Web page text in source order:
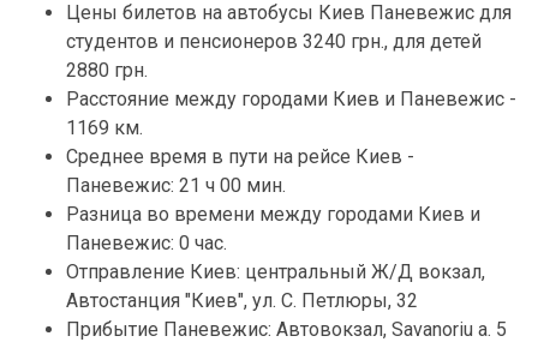
Цены билетов на автобусы Киев Паневежис для
студентов и пенсионеров 3240 грн., для детей
2880 грн.
Расстояние между городами Киев и Паневежис -
1169 км.
Среднее время в пути на рейсе Киев -
Паневежис: 21 ч 00 мин.
Разница во времени между городами Киев и
Паневежис: 0 час.
Отправление Киев: центральный Ж/Д вокзал,
Автостанция "Киев", ул. С. Петлюры, 32
Прибытие Паневежис: Автовокзал, Savanoriu a. 5